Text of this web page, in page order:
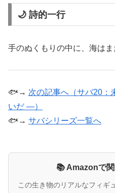
🌙 詩的一行
手のぬくもりの中に、海はま
🐟→ 次の記事へ（サバ20
いだ ―）
🐟→ サバシリーズ一覧へ
📚 Amazonで
この生き物のリアルなフィギ